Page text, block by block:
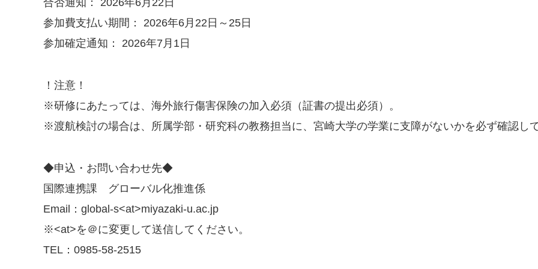
参加費支払い期間：
2026年6 月 22 日～ 25日
参加確定通知：
2026年7 月 1 日
！注意！
※研修にあたっては、海外旅行傷害保険の加入必須（証書の提出必須）。
※渡航検討の場合は、所属学部・研究科の教務担当に、宮崎大学の学業に支障がないかを必ず確認して
◆申込・お問い合わせ先◆
国際連携課 グローバル化推進係
Email ： global-s<at>miyazaki-u.ac.jp
※<at>を＠に変更して送信してください。
TEL ： 0985-58-2515